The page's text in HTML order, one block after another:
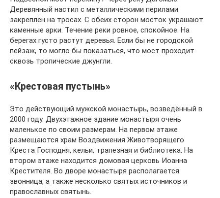
Деревянный настил с металлическими перилами
закреплён на тросах. С обеих сторон мосток украшают
каменные арки. Течение реки ровное, спокойное. На
берегах густо растут деревья. Если бы не городской
пейзаж, то могло бы показаться, что мост проходит
сквозь тропические джунгли.
«Крестовая пустынь»
Это действующий мужской монастырь, возведённый в
2000 году. Двухэтажное здание монастыря очень
маленькое по своим размерам. На первом этаже
размещаются храм Воздвижения Животворящего
Креста Господня, кельи, трапезная и библиотека. На
втором этаже находится домовая церковь Иоанна
Крестителя. Во дворе монастыря располагается
звонница, а также несколько святых источников и
православных святынь.